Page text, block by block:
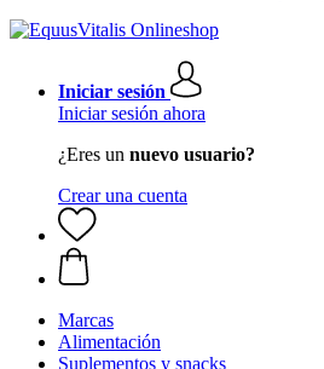
Iniciar sesión
Iniciar sesión ahora
¿Eres un nuevo usuario?
Crear una cuenta
Marcas
Alimentación
Suplementos y snacks